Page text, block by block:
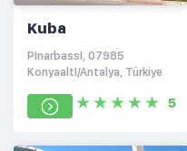
Kuba
PInarbassI, 07985
KonyaaltI/Antalya, Türkiye
5